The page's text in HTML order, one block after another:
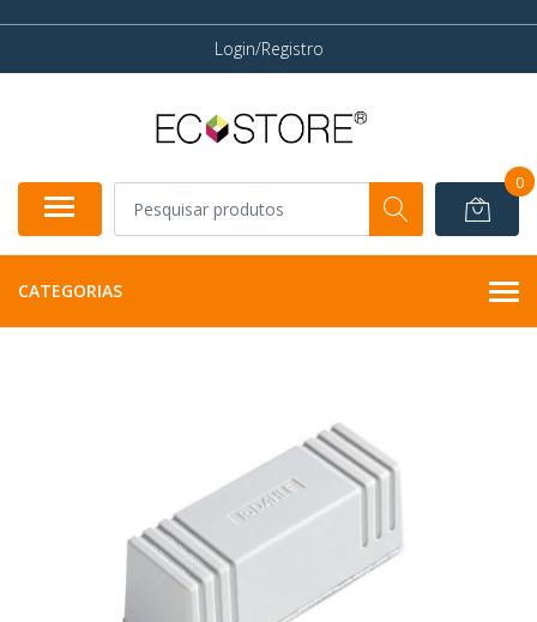
Login/Registro
0
CATEGORIAS